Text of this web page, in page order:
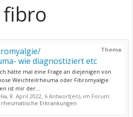
fibro
Thema
wie diagnostiziert etc
hätte mal eine Frage an diejenigen von
Weichteilrheuma oder Fibromyalgie
ist mir der...
, 8. April 2022, 6 Antwort(en), im Forum:
Erkrankungen